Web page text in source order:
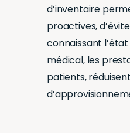
d’inventaire
proactives,
connaissant
médical, les
patients,